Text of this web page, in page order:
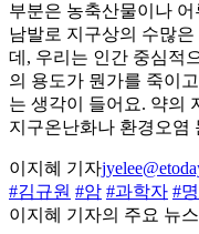
부분은 농축산물이나
남발로 지구상의 수많
데, 우리는 인간 중심적
의 용도가 뭔가를 죽이
는 생각이 들어요. 약의
지구온난화나 환경오염
이지혜 기자
#김규원 #암 #과학자 #
이지혜 기자의 주요 뉴스